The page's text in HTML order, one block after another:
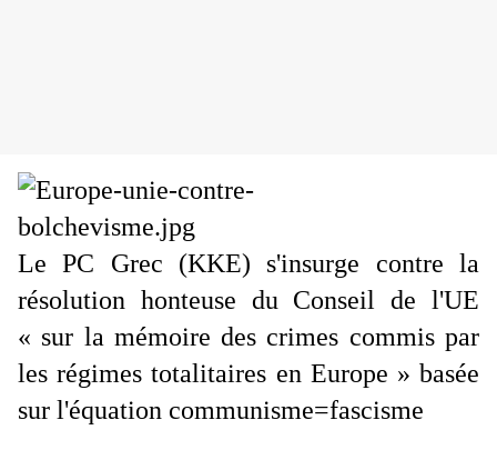
Le PC Grec (KKE) s'insurge contre la
résolution honteuse du Conseil de l'UE
« sur la mémoire des crimes commis par
les régimes totalitaires en Europe » basée
sur l'équation communisme=fascisme